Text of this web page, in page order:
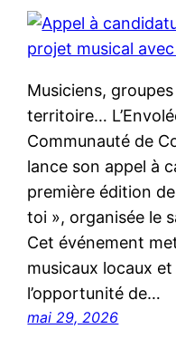
Musiciens,
territoire…
Communauté de
lance son appel à
première édition
toi », organisée le
Cet événement
musicaux locaux
l’opportunité de…
mai 29, 2026